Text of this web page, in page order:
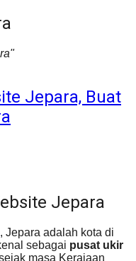
Jepara, Buat
Jepara
, Jepara adalah kota di
sebagai pusat ukir
masa Kerajaan